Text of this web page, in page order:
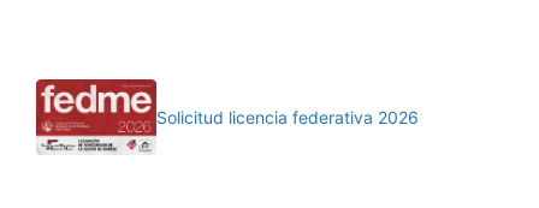
Solicitud licencia federativa 2026